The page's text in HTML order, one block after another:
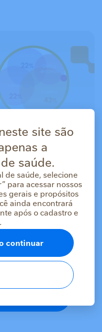
conteúdo estão
da saúde
saúde, faça login ou
o conteúdo.
site são
a
saúde.
de saúde, selecione
para acessar nossos
gerais e propósitos
ainda encontrará
após o cadastro e
continuar